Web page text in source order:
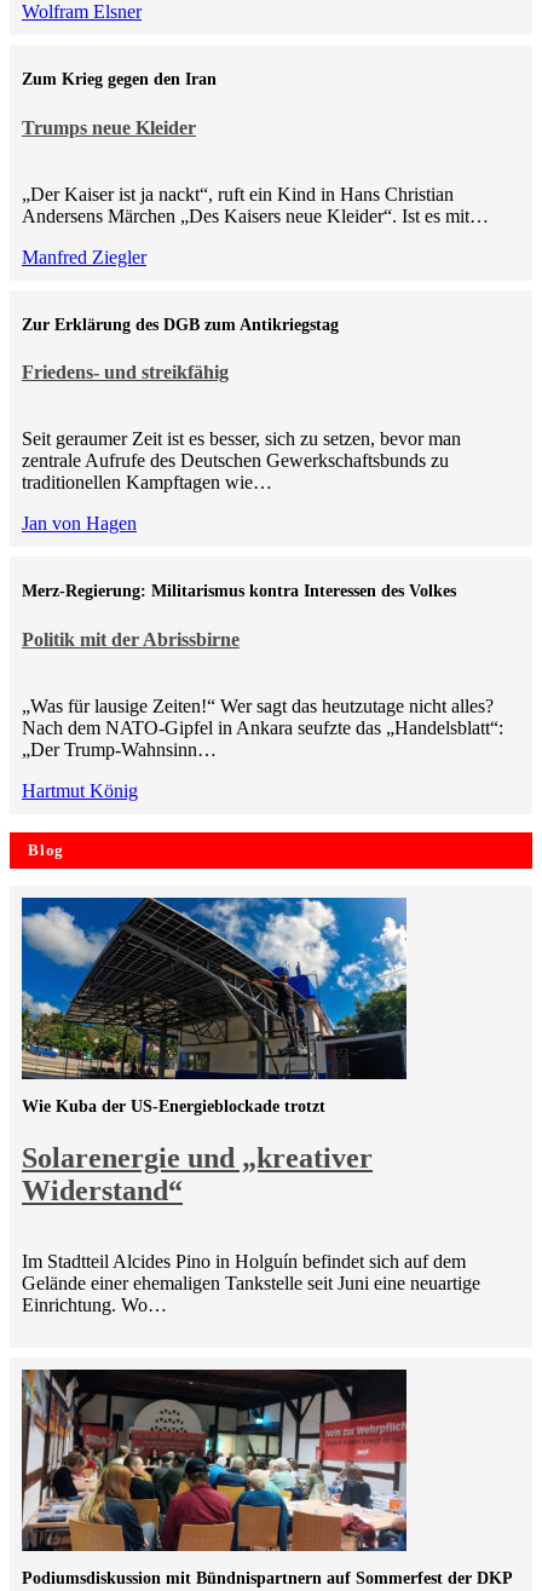
Wolfram Elsner
Trumps neue Kleider
Zum Krieg gegen den Iran
„Der Kaiser ist ja nackt“, ruft ein Kind in Hans Christian
Andersens Märchen „Des Kaisers neue Kleider“. Ist es mit…
Manfred Ziegler
Friedens- und streikfähig
Zur Erklärung des DGB zum Antikriegstag
Seit geraumer Zeit ist es besser, sich zu setzen, bevor man
zentrale Aufrufe des Deutschen Gewerkschaftsbunds zu
traditionellen Kampftagen wie…
Jan von Hagen
Politik mit der Abrissbirne
Merz-Regierung: Militarismus kontra Inte­ressen des Volkes
„Was für lausige Zeiten!“ Wer sagt das heutzutage nicht alles?
Nach dem NATO-Gipfel in Ankara seufzte das „Handelsblatt“:
„Der Trump-Wahnsinn…
Hartmut König
Blog
Solarenergie und „kreativer
Widerstand“
Wie Kuba der US-Energieblockade trotzt
Im Stadtteil Alcides Pino in Holguín befindet sich auf dem
Gelände einer ehemaligen Tankstelle seit Juni eine neuartige
Einrichtung. Wo…
Podiumsdiskussion mit Bündnispartnern auf Sommerfest der DKP